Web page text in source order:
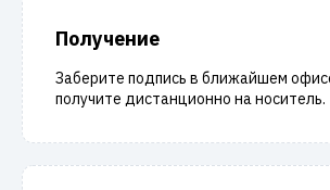
Получение
Заберите подпись в ближайшем
получите дистанционно на носитель.